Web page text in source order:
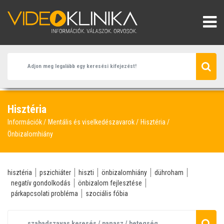
Hisztéria
Információk Mentális és viselkedészavarok
Hisztéria
Önbizalomhiány
hisztéria pszichiáter hiszti önbizalomhiány
dühroham
negatív gondolkodás
önbizalom fejlesztése
párkapcsolati probléma
szociális fóbia